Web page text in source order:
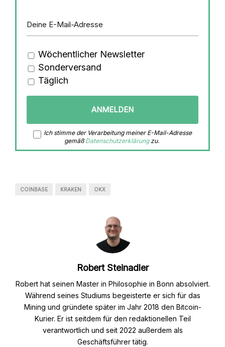
Wöchentlicher Newsletter
Sonderversand
Täglich
Ich stimme der Verarbeitung meiner E-Mail-Adresse
gemäß Datenschutzerklärungzu.
COINBASE KRAKEN OKX
Robert Steinadler
Robert hat seinen Master in Philosophie in Bonn absolviert.
Während seines Studiums begeisterte er sich für das
Mining und gründete später im Jahr 2018 den Bitcoin-
Kurier. Er ist seitdem für den redaktionellen Teil
verantwortlich und seit 2022 außerdem als
Geschäftsführer tätig.